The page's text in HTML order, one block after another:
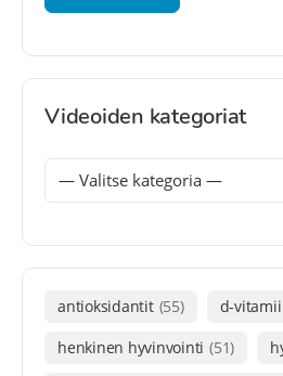
Videoiden kategoriat
antioksidantit (55) d-
henkinen hyvinvointi (51)